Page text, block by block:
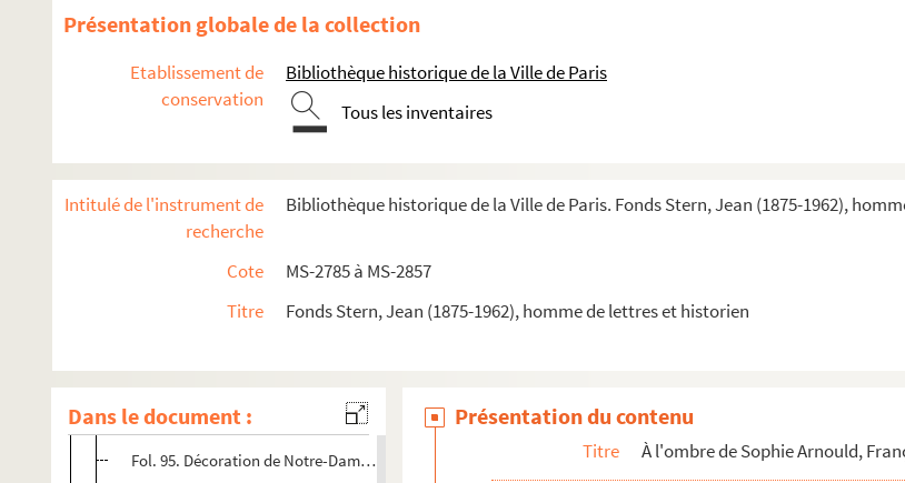
Présentation globale de la collection
Etablissement de
conservation
Bibliothèque historique de la Ville de Paris
Tous les inventaires
Intitulé de l'instrument de
recherche
Bibliothèque historique de la Ville de Paris. Fonds Stern, Jean (1875-1962),
Cote
MS-2785 à MS-2857
Titre
Fonds Stern, Jean (1875-1962), homme de lettres et historien
Dans le document :
Fol. 15. Réorganisation du régime des Beaux-Arts
Fol. 29. Belanger candidat à la section d'architecture de l'Institut
Fol. 34. Plaidoyer d'Alexandre Belanger en faveur de son père
Fol. 38. Lettre de Belanger à Antoine-Laurent-Thomas Vaudoyer
Fol. 72. Belanger nommé officiellement "architecte de Monsieur" et "intendant de ses bâtiments"
Fol. 87. Les nouveaux sceaux de France dessinés par Belanger
Fol. 91. Fête donnée à l'Odéon par la garde nationale
Fol. 95. Décoration de Notre-Dame pour le mariage du Duc de Berry
Présentation du contenu
Titre À l'ombre de Sophie Arnould,